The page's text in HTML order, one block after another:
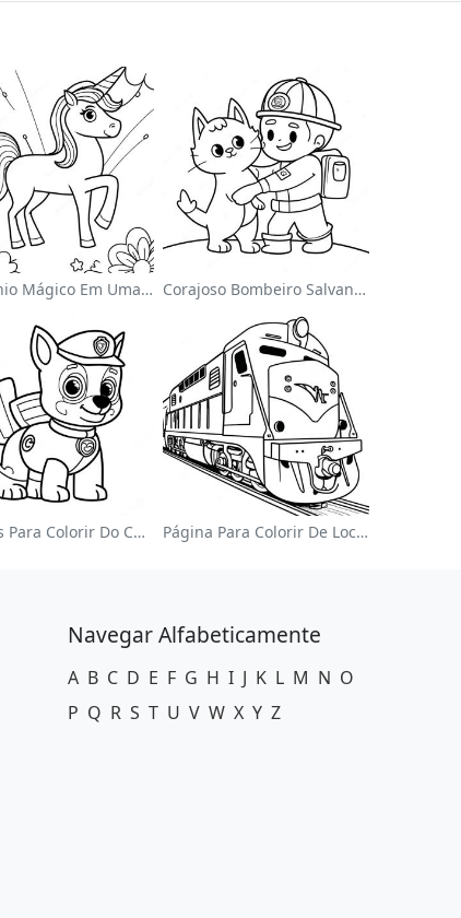
Unicórnio Mágico Em Uma Página Para Colorir Arco-Íris Corajoso Bombeiro Salvando Um Gato Página Para Colorir
Páginas Para Colorir Do Chase Da Patrulha Canina Página Para Colorir De Locomotiva Colorida
Navegar Alfabeticamente
A B C D E F G H I J K L M N O
P Q R S T U V W X Y Z